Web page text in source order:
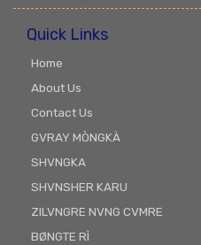
Quick Links
Home
About Us
Contact Us
GVRAY MÒNGKÀ
SHVNGKA
SHVNSHER KARU
ZILVNGRE NVNG CVMRE
BØNGTE RÌ